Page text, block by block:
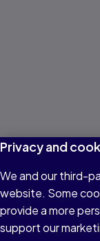
Privacy and
We and our third-
website. Some
provide a more
support our